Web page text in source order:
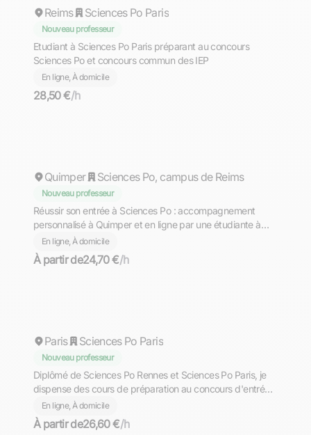
Reims Sciences Po Paris
Nouveau professeur
Etudiant à Sciences Po Paris préparant au concours
Sciences Po et concours commun des IEP
En ligne, À domicile
28,50 €/h
Quimper Sciences Po, campus de Reims
Nouveau professeur
Réussir son entrée à Sciences Po : accompagnement
personnalisé à Quimper et en ligne par une étudiante à
Sciences Po Paris
En ligne, À domicile
À partir de24,70 €/h
Paris Sciences Po Paris
Nouveau professeur
Diplômé de Sciences Po Rennes et Sciences Po Paris, je
dispense des cours de préparation au concours d'entrée à
Sciences Po Paris et au concours commun des IEP
En ligne, À domicile
À partir de26,60 €/h